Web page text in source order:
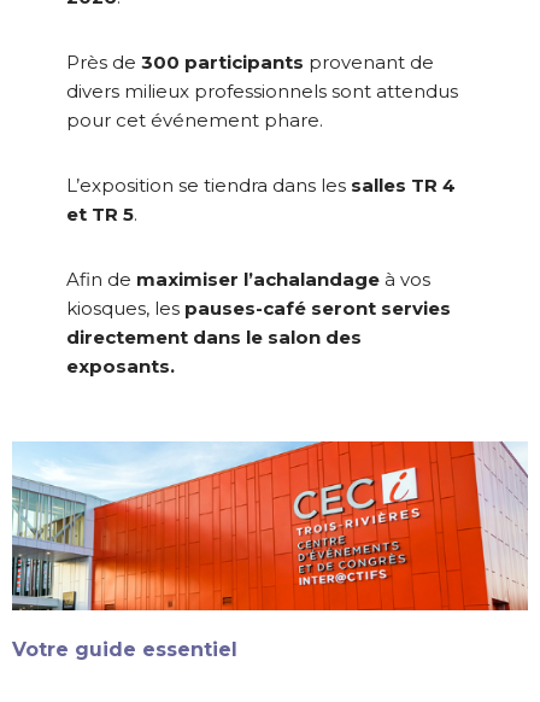
Près de 300 participants provenant de
divers milieux professionnels sont attendus
pour cet événement phare.
L’exposition se tiendra dans les salles TR 4
et TR 5.
Afin de maximiser l’achalandageà vos
kiosques, les pauses-café seront servies
directement dans le salon des
exposants.
Votre guide essentiel